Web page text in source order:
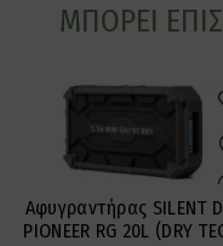
ΜΠΟΡΕΊ
Αφυγραντήρας SILENT
PIONEER RG 20L (DRY